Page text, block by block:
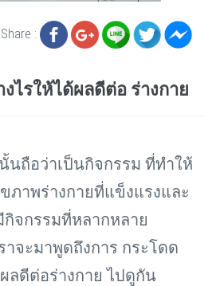
Share :
ไรให้ได้ผลดีต่อ ร่างกาย
นถือว่าเป็นกิจกรรม ที่ทำให้
ภาพร่างกายที่แข็งแรงและ
กิจกรรมที่หลากหลาย
าจะมาพูดถึงการ กระโดด
ลดีต่อร่างกาย ไปดูกัน